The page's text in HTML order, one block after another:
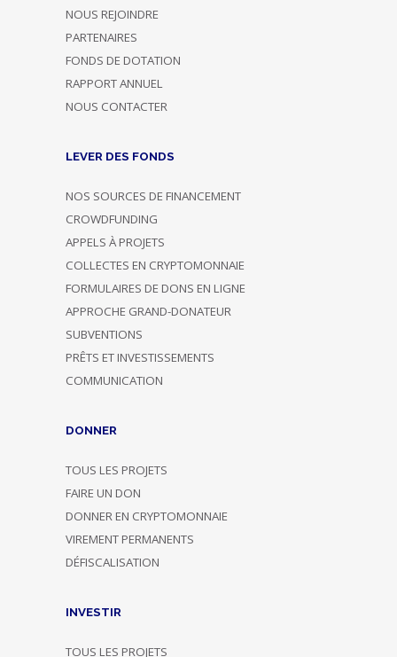
NOUS REJOINDRE
PARTENAIRES
FONDS DE DOTATION
RAPPORT ANNUEL
NOUS CONTACTER
LEVER DES FONDS
NOS SOURCES DE FINANCEMENT
CROWDFUNDING
APPELS À PROJETS
COLLECTES EN CRYPTOMONNAIE
FORMULAIRES DE DONS EN LIGNE
APPROCHE GRAND-DONATEUR
SUBVENTIONS
PRÊTS ET INVESTISSEMENTS
COMMUNICATION
DONNER
TOUS LES PROJETS
FAIRE UN DON
DONNER EN CRYPTOMONNAIE
VIREMENT PERMANENTS
DÉFISCALISATION
INVESTIR
TOUS LES PROJETS